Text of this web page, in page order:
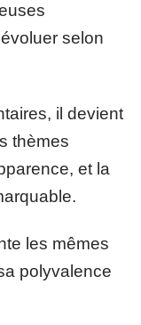
selon
il devient
thèmes
et la
les mêmes
polyvalence